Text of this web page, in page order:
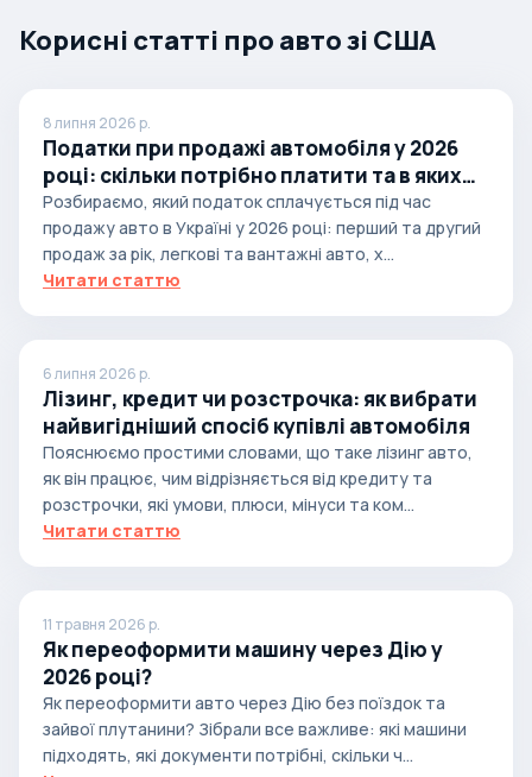
Корисні статті про авто зі США
8 липня 2026 р.
Податки при продажі автомобіля у 2026
році: скільки потрібно платити та в яких
випадках
Розбираємо, який податок сплачується під час
продажу авто в Україні у 2026 році: перший та другий
продаж за рік, легкові та вантажні авто, х...
Читати статтю
6 липня 2026 р.
Лізинг, кредит чи розстрочка: як вибрати
найвигідніший спосіб купівлі автомобіля
Пояснюємо простими словами, що таке лізинг авто,
як він працює, чим відрізняється від кредиту та
розстрочки, які умови, плюси, мінуси та ком...
Читати статтю
11 травня 2026 р.
Як переоформити машину через Дію у
2026 році?
Як переоформити авто через Дію без поїздок та
зайвої плутанини? Зібрали все важливе: які машини
підходять, які документи потрібні, скільки ч...